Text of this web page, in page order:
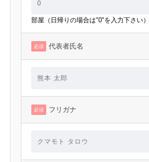
部屋（日帰りの場合は"0"を入力下さい）
必須 代表者氏名
必須 フリガナ